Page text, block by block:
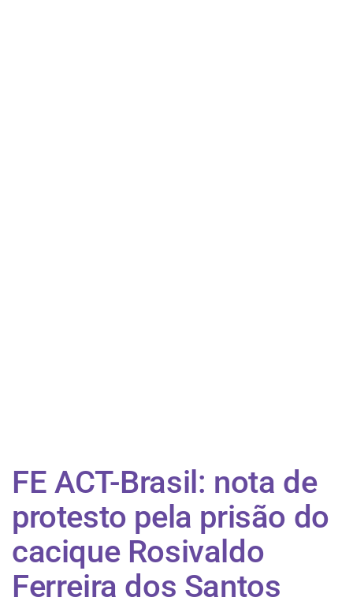
FE ACT-Brasil: nota de
protesto pela prisão do
cacique Rosivaldo
Ferreira dos Santos